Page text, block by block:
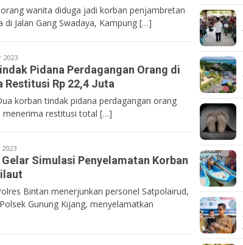
wanita diduga jadi korban penjambretan
di Jalan Gang Swadaya, Kampung […]
2023
Pidana Perdagangan Orang di
Restitusi Rp 22,4 Juta
korban tindak pidana perdagangan orang
menerima restitusi total […]
Simulasi Penyelamatan Korban
Bintan menerjunkan personel Satpolairud,
Gunung Kijang, menyelamatkan